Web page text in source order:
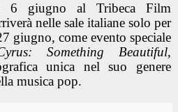
6 giugno al Tribeca Film
nelle sale italiane solo per
giugno, come evento speciale
Something Beautiful,
unica nel suo genere
musica pop.